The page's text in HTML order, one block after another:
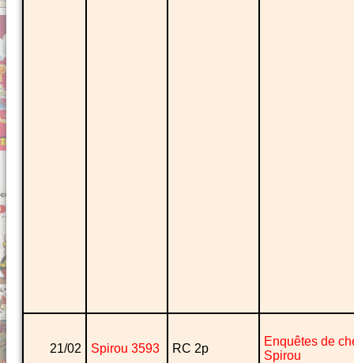
21/02 Spirou 3593 RC 2p
Enquêtes de
Spirou